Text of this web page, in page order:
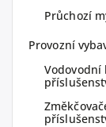
Průchozí
Provozní
Vodovodní